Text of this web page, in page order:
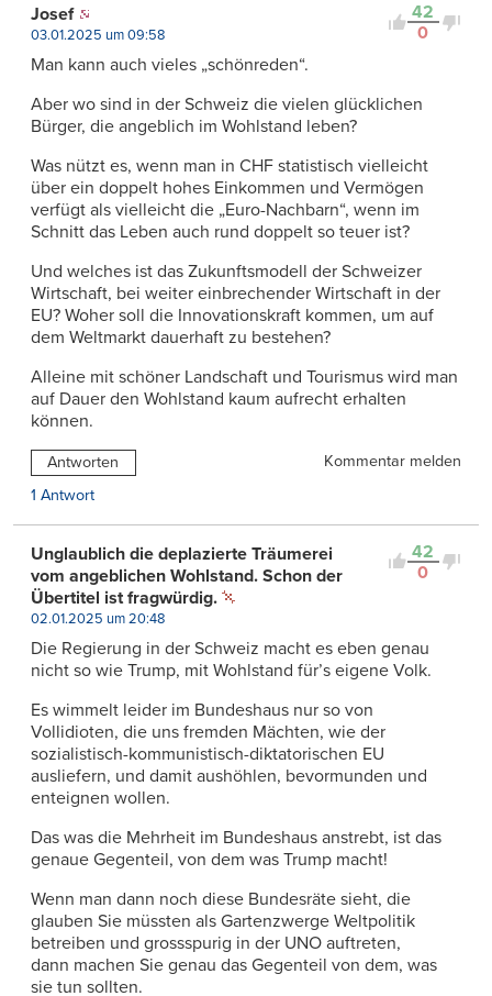
42
0
Josef
03.01.2025 um 09:58
Man kann auch vieles „schönreden“.
Aber wo sind in der Schweiz die vielen glücklichen
Bürger, die angeblich im Wohlstand leben?
Was nützt es, wenn man in CHF statistisch vielleicht
über ein doppelt hohes Einkommen und Vermögen
verfügt als vielleicht die „Euro-Nachbarn“, wenn im
Schnitt das Leben auch rund doppelt so teuer ist?
Und welches ist das Zukunftsmodell der Schweizer
Wirtschaft, bei weiter einbrechender Wirtschaft in der
EU? Woher soll die Innovationskraft kommen, um auf
dem Weltmarkt dauerhaft zu bestehen?
Alleine mit schöner Landschaft und Tourismus wird man
auf Dauer den Wohlstand kaum aufrecht erhalten
können.
Antworten
Kommentar melden
1 Antwort
42
0
Unglaublich die deplazierte Träumerei
vom angeblichen Wohlstand. Schon der
Übertitel ist fragwürdig.
02.01.2025 um 20:48
Die Regierung in der Schweiz macht es eben genau
nicht so wie Trump, mit Wohlstand für’s eigene Volk.
Es wimmelt leider im Bundeshaus nur so von
Vollidioten, die uns fremden Mächten, wie der
sozialistisch-kommunistisch-diktatorischen EU
ausliefern, und damit aushöhlen, bevormunden und
enteignen wollen.
Das was die Mehrheit im Bundeshaus anstrebt, ist das
genaue Gegenteil, von dem was Trump macht!
Wenn man dann noch diese Bundesräte sieht, die
glauben Sie müssten als Gartenzwerge Weltpolitik
betreiben und grossspurig in der UNO auftreten,
dann machen Sie genau das Gegenteil von dem, was
sie tun sollten.